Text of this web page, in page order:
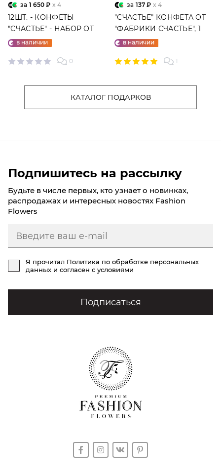
за 1 650 ₽ x 4
12ШТ. - КОНФЕТЫ
"СЧАСТЬЕ" - НАБОР ОТ
"ФАБРИКИ СЧАСТЬЕ"
в наличии
0
за 137 ₽ x 4
"СЧАСТЬЕ" КОНФЕТА ОТ
"ФАБРИКИ СЧАСТЬЕ", 1
ШТ.в наличии
1
КАТАЛОГ ПОДАРКОВ
Подпишитесь на рассылку
Будьте в числе первых, кто узнает о новинках,
распродажах и интересных новостях Fashion
Flowers
Я прочитал Политика по обработке персональных
данных и согласен с условиями
Подписаться